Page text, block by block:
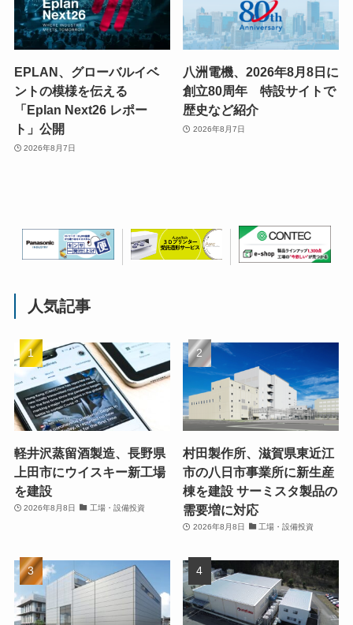
EPLAN、グローバルイベ
ントの模様を伝える
「Eplan Next26 レポー
ト」公開
2026年8月7日
八洲電機、2026年8月8日に
創立80周年 特設サイトで
歴史など紹介
2026年8月7日
人気記事
軽井沢蒸留酒製造、長野県
上田市にウイスキー新工場
を建設
2026年8月8日 工場・設備投資
村田製作所、滋賀県東近江
市の八日市事業所に新生産
棟を建設 サーミスタ製品の
需要増に対応
2026年8月8日 工場・設備投資